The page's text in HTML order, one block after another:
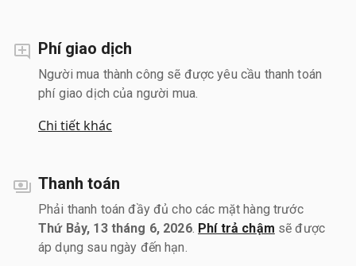
Phí giao dịch
Người mua thành công sẽ được yêu cầu thanh toán
phí giao dịch của người mua.
Chi tiết khác
Thanh toán
Phải thanh toán đầy đủ cho các mặt hàng trước
Thứ Bảy, 13 tháng 6, 2026. Phí trả chậm sẽ được
áp dụng sau ngày đến hạn.